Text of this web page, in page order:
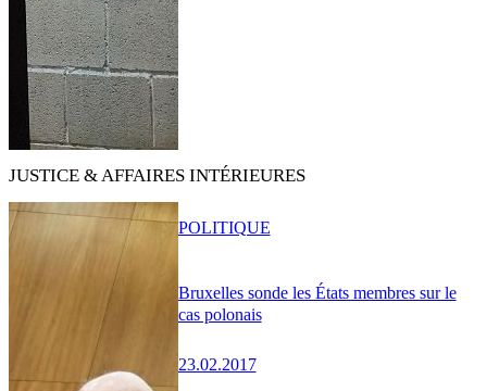
JUSTICE & AFFAIRES INTÉRIEURES
Bruxelles sonde les États membres sur le
cas polonais
23.02.2017
POLITIQUE